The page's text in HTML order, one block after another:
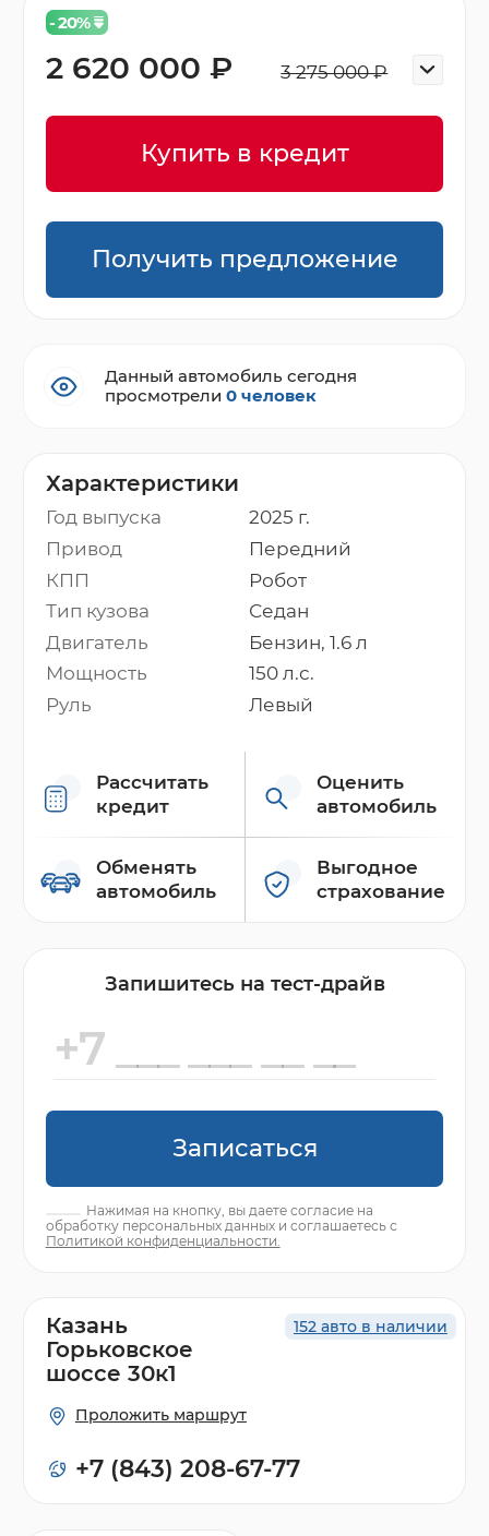
Характеристики
Год выпуска
2025 г.
Привод
Передний
КПП
Робот
Тип кузова
Седан
Двигатель
Бензин, 1.6 л
Мощность
150 л.с.
Руль
Левый
Рассчитать
кредит
Оценить
автомобиль
Обменять
автомобиль
Выгодное
страхование
- 20%
3 275 000 ₽
2 620 000 ₽
Купить в кредит
Получить предложение
Данный автомобиль сегодня
просмотрели0 человек
Запишитесь на тест-драйв
Записаться
Нажимая на кнопку, вы даете согласие на
обработку персональных данных и соглашаетесь с
Политикой конфиденциальности.
152 авто в наличии
Казань
Горьковское
шоссе 30к1
Проложить маршрут
+7 (843) 208-67-77